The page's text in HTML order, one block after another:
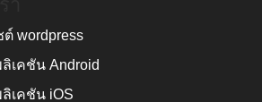
wordpress
เคชัน Android
เคชัน iOS